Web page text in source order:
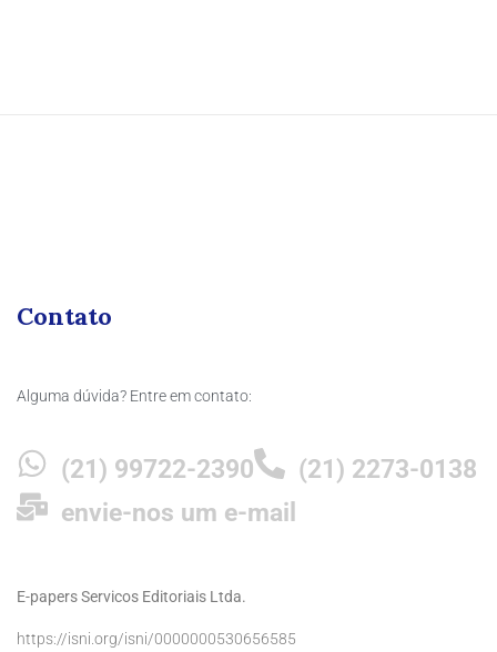
Contato
Alguma dúvida? Entre em contato:
(21) 99722-2390
(21) 2273-0138
envie-nos um e-mail
E-papers Servicos Editoriais Ltda.
https://isni.org/isni/0000000530656585